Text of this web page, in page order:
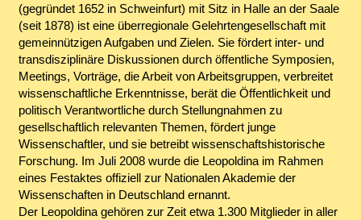
(gegründet 1652 in Schweinfurt) mit Sitz in Halle an der Saale
(seit 1878) ist eine überregionale Gelehrtengesellschaft mit
gemeinnützigen Aufgaben und Zielen. Sie fördert inter- und
transdisziplinäre Diskussionen durch öffentliche Symposien,
Meetings, Vorträge, die Arbeit von Arbeitsgruppen, verbreitet
wissenschaftliche Erkenntnisse, berät die Öffentlichkeit und
politisch Verantwortliche durch Stellungnahmen zu
gesellschaftlich relevanten Themen, fördert junge
Wissenschaftler, und sie betreibt wissenschaftshistorische
Forschung. Im Juli 2008 wurde die Leopoldina im Rahmen
eines Festaktes offiziell zur Nationalen Akademie der
Wissenschaften in Deutschland ernannt.
Der Leopoldina gehören zur Zeit etwa 1.300 Mitglieder in aller